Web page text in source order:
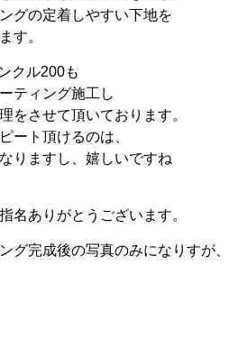
グの定着しやすい下地を
す。
クル200も
ティング施工し
をさせて頂いております。
ート頂けるのは、
りますし、嬉しいですね
名ありがとうございます。
グ完成後の写真のみになりすが、